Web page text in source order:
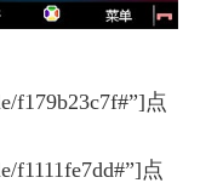
f179b23c7f#”]点
f1111fe7dd#”]点